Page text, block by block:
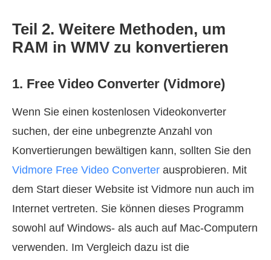
Teil 2. Weitere Methoden, um
RAM in WMV zu konvertieren
1. Free Video Converter (Vidmore)
Wenn Sie einen kostenlosen Videokonverter
suchen, der eine unbegrenzte Anzahl von
Konvertierungen bewältigen kann, sollten Sie den
Vidmore Free Video Converter ausprobieren. Mit
dem Start dieser Website ist Vidmore nun auch im
Internet vertreten. Sie können dieses Programm
sowohl auf Windows- als auch auf Mac-Computern
verwenden. Im Vergleich dazu ist die